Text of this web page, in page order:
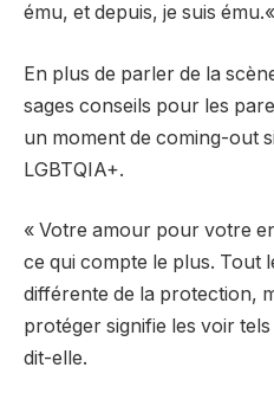
ému, et depuis, je suis ému.«
En plus de parler de la
sages conseils pour les
un moment de coming-out
LGBTQIA+.
« Votre amour pour votre
ce qui compte le plus. Tout
différente de la protection,
protéger signifie les voir
dit-elle.